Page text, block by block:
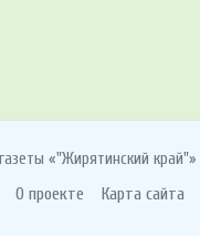
«"Жирятинский край"»
О проекте Карта сайта